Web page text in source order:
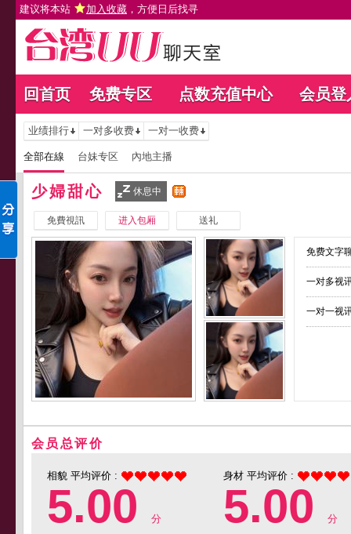
建议将本站 加入收藏 ，方便日后找寻
回首页 免费专区 点数充值中心 会员登
业绩排行 一对多收费 一对一收费
全部在線 台妹专区 內地主播
少婦甜心 休息中
免費視訊 进入包厢 送礼
免费文字
一对多视
一对一视
会员总评价
相貌 平均评价 :
5.00 分
身材 平均评价 :
5.00 分